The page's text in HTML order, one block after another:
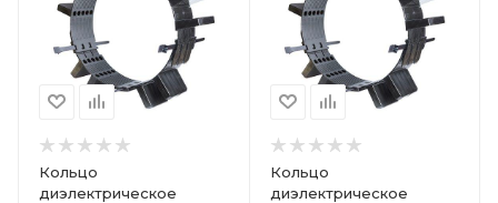
Кольцо
диэлектрическое
Кольцо
диэлектрическое